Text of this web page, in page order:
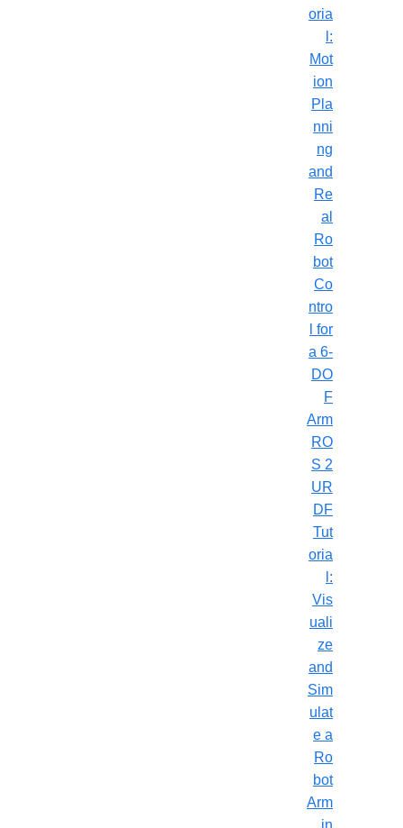
oria
l:
Mot
ion
Pla
nni
ng
and
Re
al
Ro
bot
Co
ntro
l for
a 6-
DO
F
Arm
RO
S 2
UR
DF
Tut
oria
l:
Vis
uali
ze
and
Sim
ulat
e a
Ro
bot
Arm
in